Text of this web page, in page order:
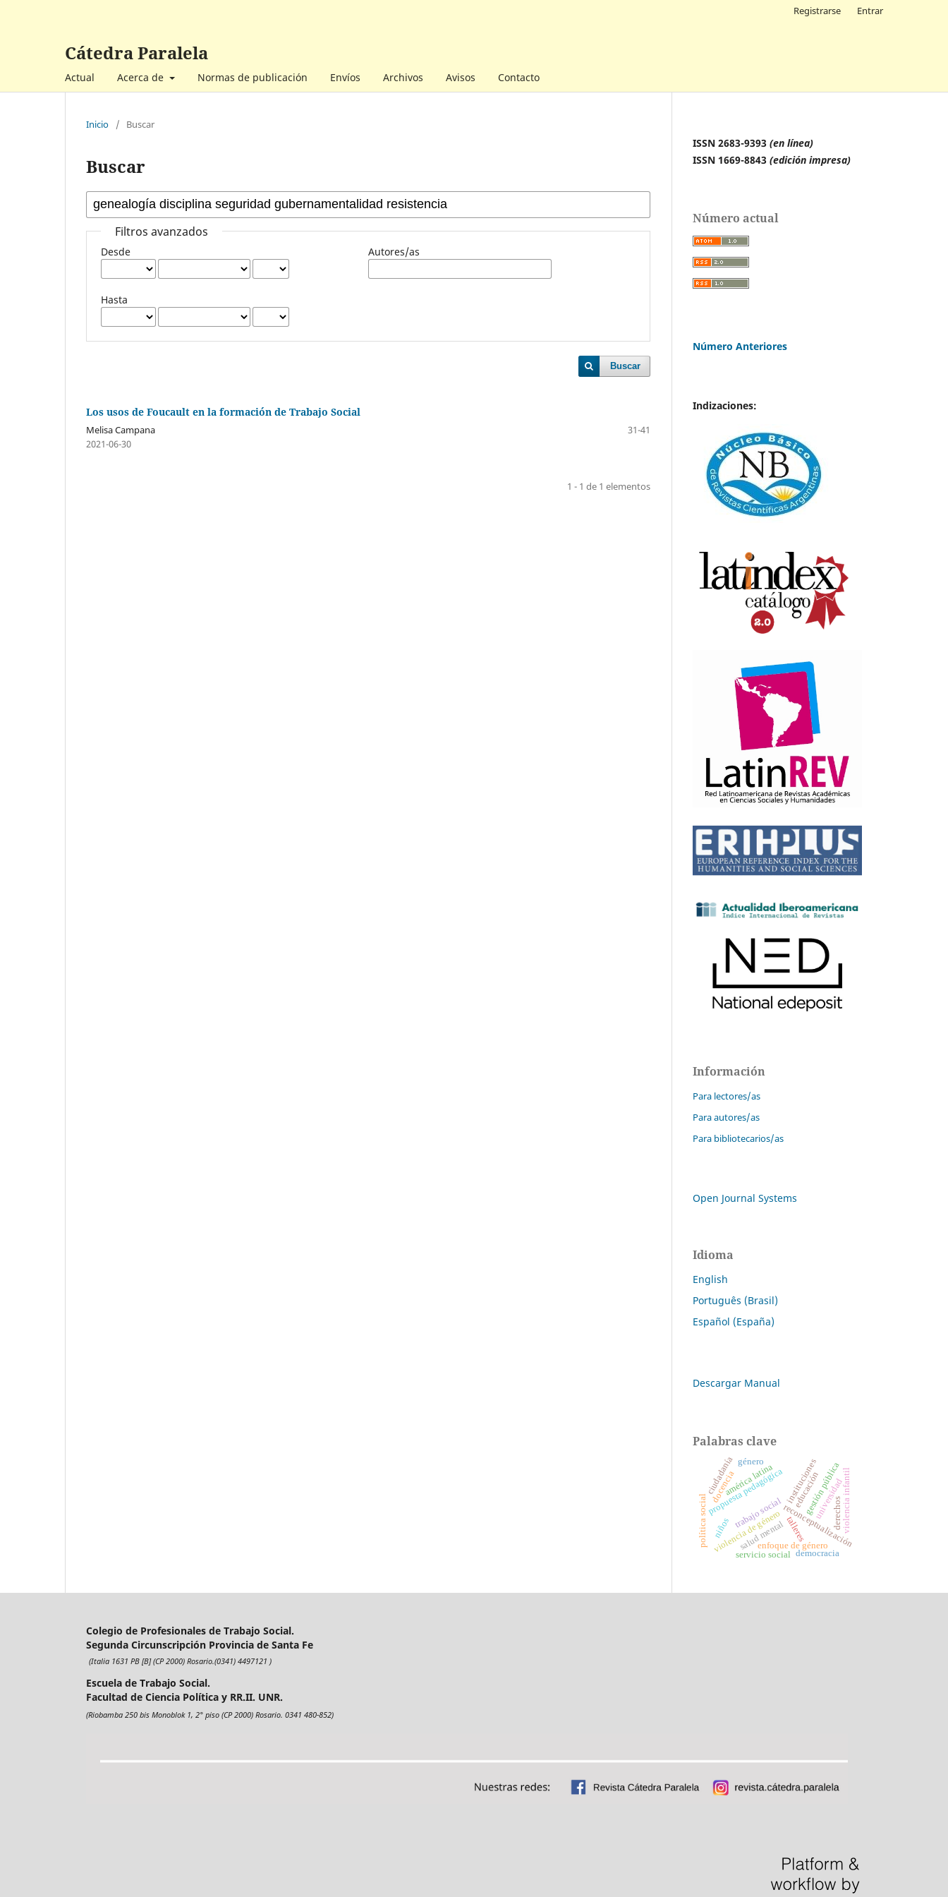
Cátedra Paralela
Actual Acerca de Normas de publicación Envíos Archivos Avisos Contacto
Registrarse Entrar
Inicio / Buscar
Buscar
Filtros avanzados
Desde
Hasta
Autores/as
Buscar
Los usos de Foucault en la formación de Trabajo Social
Melisa Campana
31-41
2021-06-30
1 - 1 de 1 elementos
ISSN 2683-9393 (en línea)
ISSN 1669-8843 (edición impresa)
Número actual
Número Anteriores
Indizaciones:
Información
Para lectores/as
Para autores/as
Para bibliotecarios/as
Open Journal Systems
Idioma
English
Português (Brasil)
Español (España)
Descargar Manual
Palabras clave
talleres
trabajo social
propuesta pedagógicainstituciones
reconceptualización
américa latina gestión pública
violencia de género violencia infantil
universidad
educación
docencia
enfoque de género
política social
democracia
ciudadanía
servicio social
género
salud mental
niños derechos
Colegio de Profesionales de Trabajo Social.
Segunda Circunscripción Provincia de Santa Fe
(Italia 1631 PB [B] (CP 2000) Rosario.(0341) 4497121 )
Escuela de Trabajo Social.
Facultad de Ciencia Política y RR.II. UNR.
(Riobamba 250 bis Monoblok 1, 2° piso (CP 2000) Rosario. 0341 480-852)